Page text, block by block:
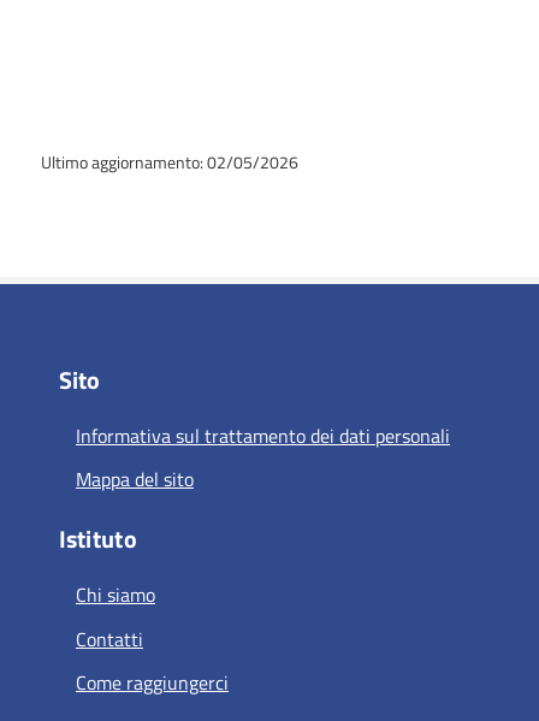
Ultimo aggiornamento: 02/05/2026
Sito
Informativa sul trattamento dei dati personali
Mappa del sito
Istituto
Chi siamo
Contatti
Come raggiungerci